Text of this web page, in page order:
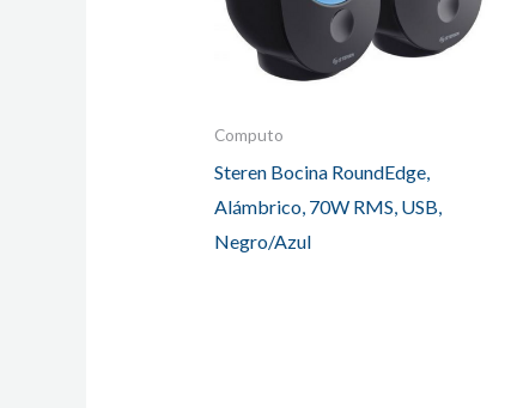
Computo
Steren Bocina RoundEdge,
Alámbrico, 70W RMS, USB,
Negro/Azul